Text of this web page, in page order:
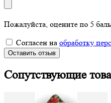
Пожалуйста, оцените по 5
Согласен на обработку
Оставить отзыв
Сопутствующие